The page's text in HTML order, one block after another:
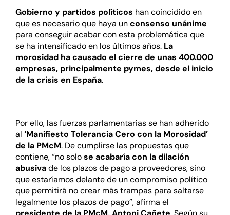
Gobierno y partidos políticos han coincidido en
que es necesario que haya unconsenso unánime
para conseguir acabar con esta problemática que
se ha intensificado en los últimos años. La
morosidad ha causado el cierre de unas 400.000
empresas, principalmente pymes, desde el inicio
de la crisis en España.
Por ello, las fuerzas parlamentarias se han adherido
al ‘Manifiesto Tolerancia Cero con la Morosidad’
de la PMcM. De cumplirse las propuestas que
contiene, “no solose acabaría con la dilación
abusivade los plazos de pago a proveedores, sino
que estaríamos delante de un compromiso político
que permitirá no crear más trampas para saltarse
legalmente los plazos de pago”, afirma el